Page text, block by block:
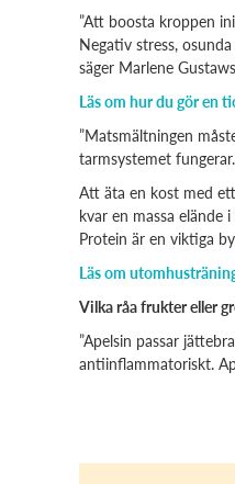
”Att boosta kroppen
Negativ stress,
säger Marlene
Läs om hur du gör en
”Matsmältningen
tarmsystemet fungerar.
Att äta en kost med
kvar en massa
Protein är en viktiga
Läs om
Vilka råa frukter eller
”Apelsin passar
antiinflammatoriskt.